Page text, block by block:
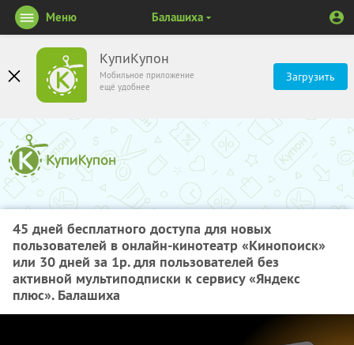
КупиКупон
Мобильное приложение
ещё удобнее
Загрузить
Меню Балашиха
45 дней бесплатного доступа для новых
пользователей в онлайн-кинотеатр «Кинопоиск»
или 30 дней за 1р. для пользователей без
активной мультиподписки к сервису «Яндекс
плюс». Балашиха